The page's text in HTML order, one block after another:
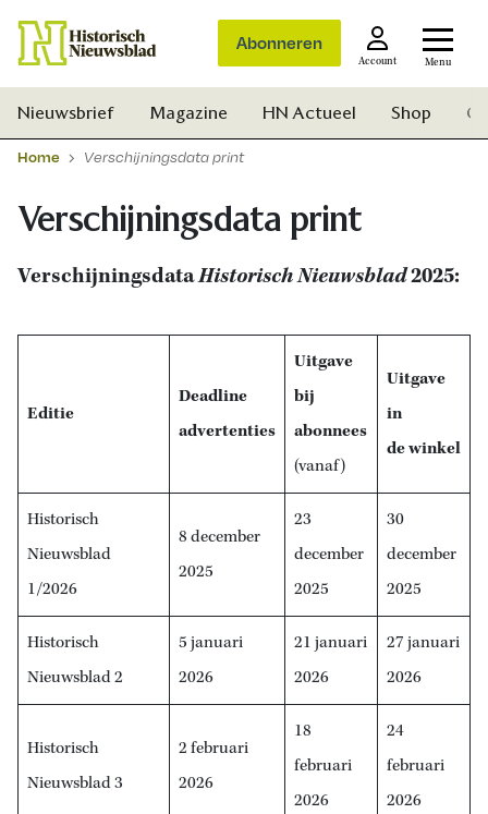
Abonneren
Account Menu
Nieuwsbrief Magazine HN Actueel Shop
Home Verschijningsdata print
Verschijningsdata print
VerschijningsdataHistorisch Nieuwsblad2025:
Editie
Deadline
advertenties
Uitgave
bij
abonnees
(vanaf)
Uitgave
in
de winkel
Historisch
Nieuwsblad
1/2026
8 december
2025
23
december
2025
30
december
2025
Historisch
Nieuwsblad 2
5 januari
2026
21 januari
2026
27 januari
2026
Historisch
Nieuwsblad 3
2 februari
2026
18
februari
2026
24
februari
2026